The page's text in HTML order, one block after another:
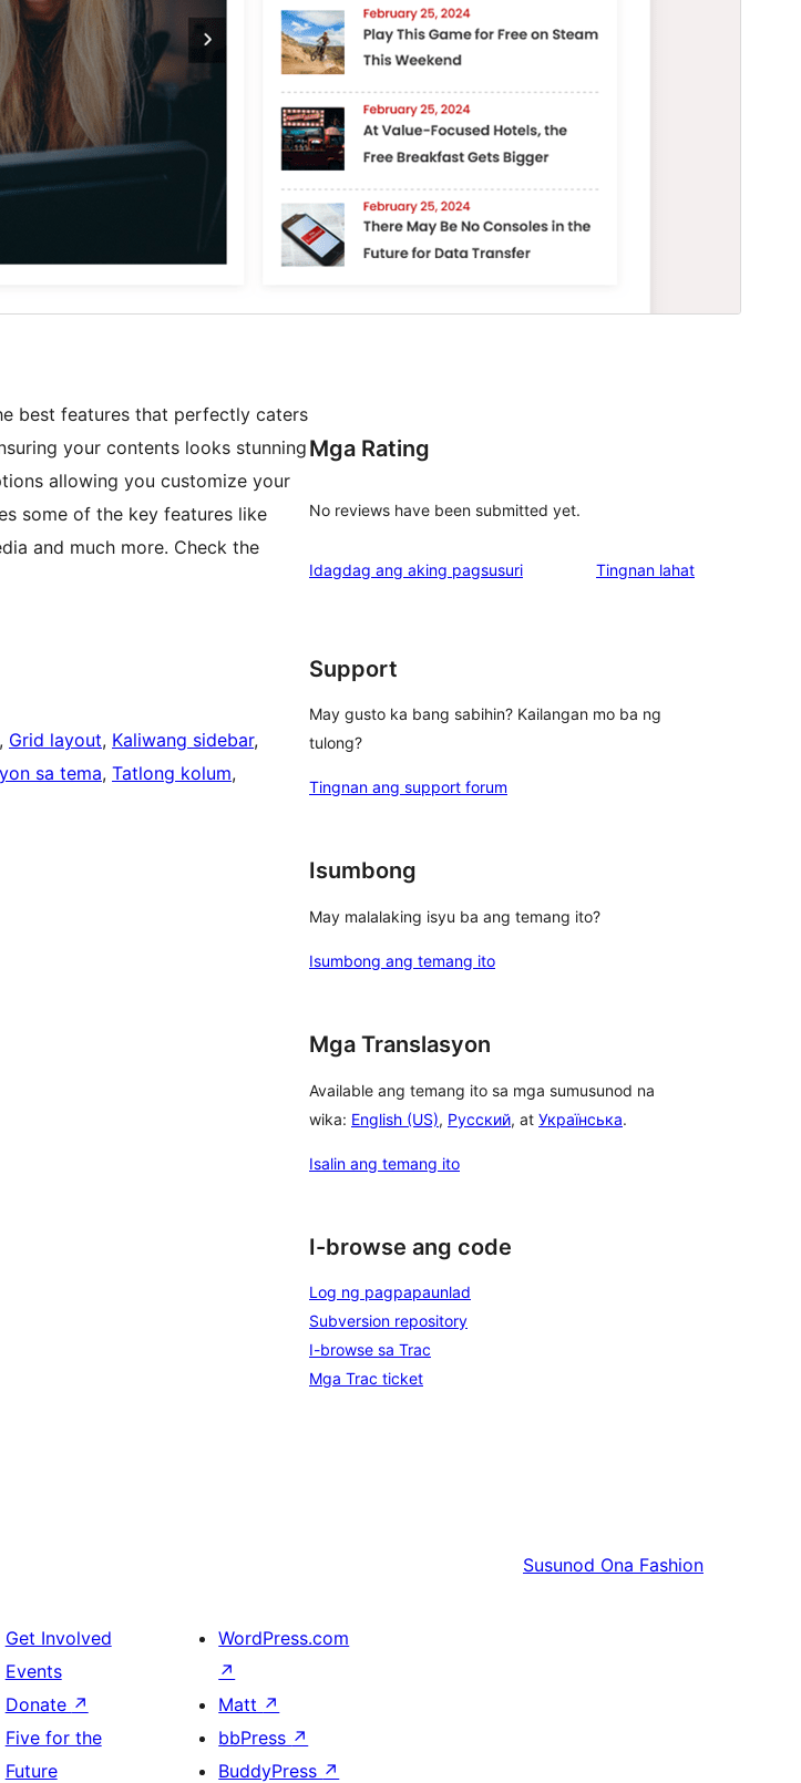
best features that perfectly caters
your contents looks stunning
allowing you customize your
some of the key features like
and much more. Check the
, Grid layout, Kaliwang sidebar
sa tema, Tatlong kolum
Mga Rating
No reviews have been submitted yet.
Idagdag ang aking pagsusuri Tingnan lahatng
Support
May gusto ka bang sabihin? Kailangan mo ba ng
tulong?
Tingnan ang support forum
Isumbong
May malalaking isyu ba ang temang ito?
Isumbong ang temang ito
Mga Translasyon
Available ang temang ito sa mga sumusunod na
wika: English (US), Русский, at Українська.
Isalin ang temang ito
I-browse ang code
Log ng pagpapaunlad
Subversion repository
I-browse sa Trac
Mga Trac ticket
Susunod Ona Fashion
Get Involved
Events
Donate ↗
Five for the
Future
WordPress.com
↗
Matt ↗
bbPress ↗
BuddyPress ↗